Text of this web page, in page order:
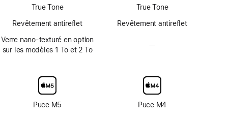
True Tone
Revêtement antireflet
Verre nano-texturé en option
sur les modèles 1 To et 2 To
Puce M5
True Tone
Revêtement antireflet
—Pas
verre
d’écran
nano-
texturé
Puce M4